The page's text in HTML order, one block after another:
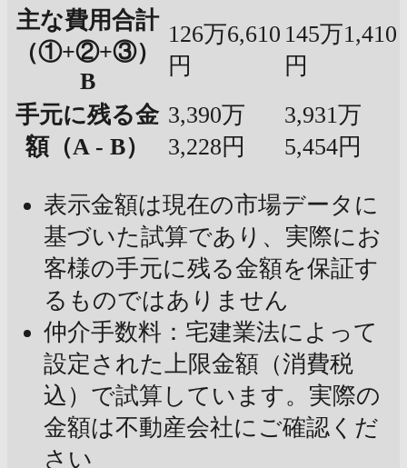
主な費用合計
（①+②+③）
B
126万6,610
円
145万1,410
円
手元に残る金
額（A - B）
3,390万
3,228円
3,931万
5,454円
表示金額は現在の市場データに
基づいた試算であり、実際にお
客様の手元に残る金額を保証す
るものではありません
仲介手数料：宅建業法によって
設定された上限金額（消費税
込）で試算しています。実際の
金額は不動産会社にご確認くだ
さい